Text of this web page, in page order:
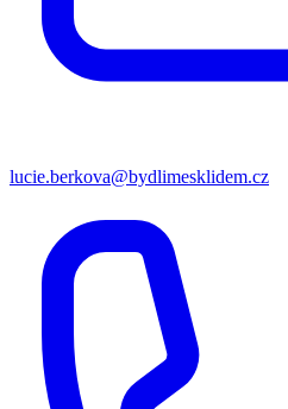
lucie.berkova@bydlimesklidem.cz